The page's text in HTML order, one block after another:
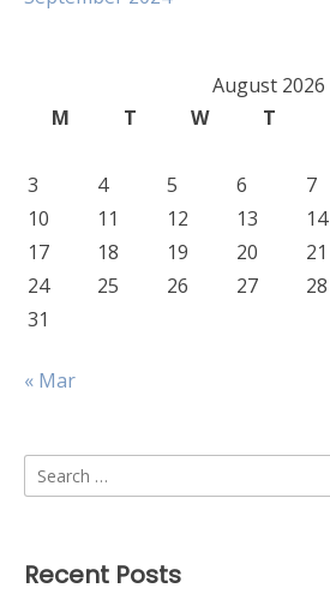
August 2026
M
T W T
3
4 5 6 7
10
11 12 13 14
17
18 19 20 21
24
25 26 27 28
31
« Mar
Search
for:
Recent Posts